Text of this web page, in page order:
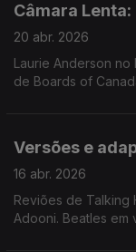
Câmara
20 abr. 2026
Laurie Anderson no
de Boards of
Versões e
16 abr. 2026
Reviões de Talking
Adooni. Beatles em